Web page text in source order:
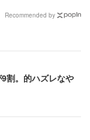
ー」と「外資系
Recommended by
割。的ハズレなや